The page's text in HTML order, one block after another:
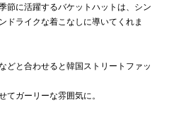
節に活躍するバケットハットは、シン
ドライクな着こなしに導いてくれま
どと合わせると韓国ストリートファッ
てガーリーな雰囲気に。